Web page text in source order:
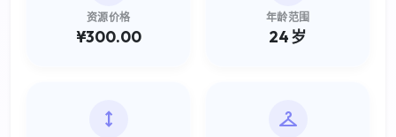
资源价格
¥300.00
年龄范围
24 岁
height checkroom